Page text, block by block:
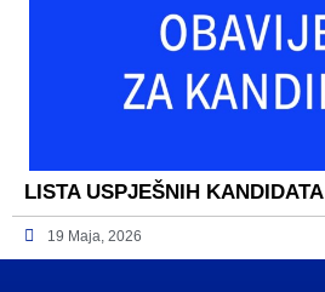
LISTA USPJEŠNIH KANDIDATA
19 Maja, 2026